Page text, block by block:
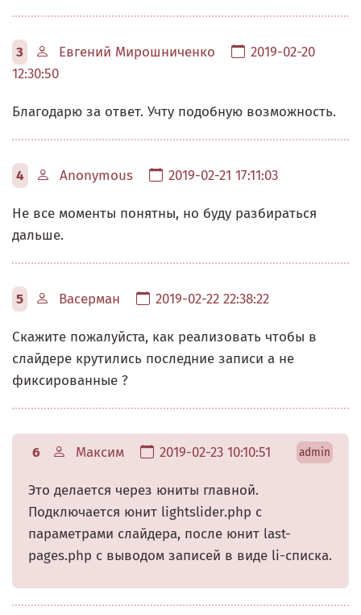
3 Евгений Мирошниченко
2019-02-20
12:30:50
Благодарю за ответ. Учту подобную возможность.
4 Anonymous 2019-02-21 17:11:03
Не все моменты понятны, но буду разбираться
дальше.
5 Васерман 2019-02-22 22:38:22
Скажите пожалуйста, как реализовать чтобы в
слайдере крутились последние записи а не
фиксированные ?
6 Максим 2019-02-23 10:10:51 admin
Это делается через юниты главной.
Подключается юнит lightslider.php с
параметрами слайдера, после юнит last-
pages.php с выводом записей в виде li-списка.